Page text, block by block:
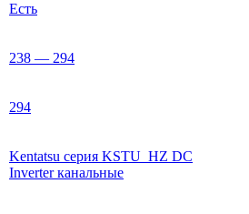
Есть
238 — 294
294
Kentatsu серия KSTU_HZ DC
Inverter канальные